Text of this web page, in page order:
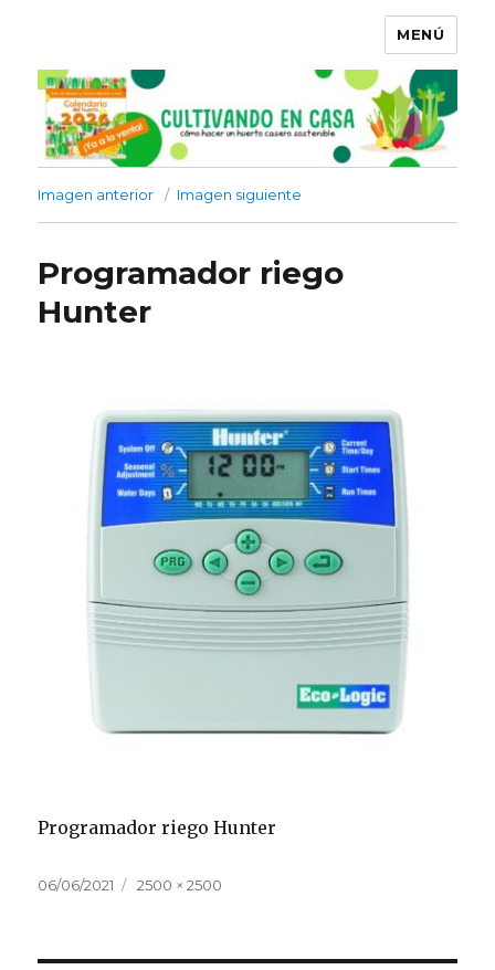
MENÚ
Imagen anterior Imagen siguiente
Programador riego
Hunter
Programador riego Hunter
Publicado
06/06/2021
Tamaño
2500 × 2500